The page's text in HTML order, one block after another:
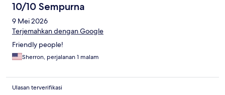
10/10 Sempurna
9 Mei 2026
Terjemahkan dengan Google
Friendly people!
Sherron, perjalanan 1 malam
Ulasan terverifikasi